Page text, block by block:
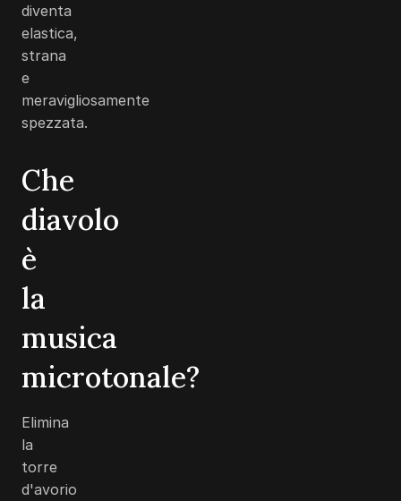
diventa
elastica,
strana
e
meravigliosamente
spezzata.
Che
diavolo
è
la
musica
microtonale?
Elimina
la
torre
d'avorio